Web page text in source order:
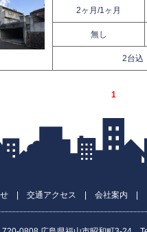
2ヶ月/1ヶ月
無し
2台込
1
交通アクセス 会社案内